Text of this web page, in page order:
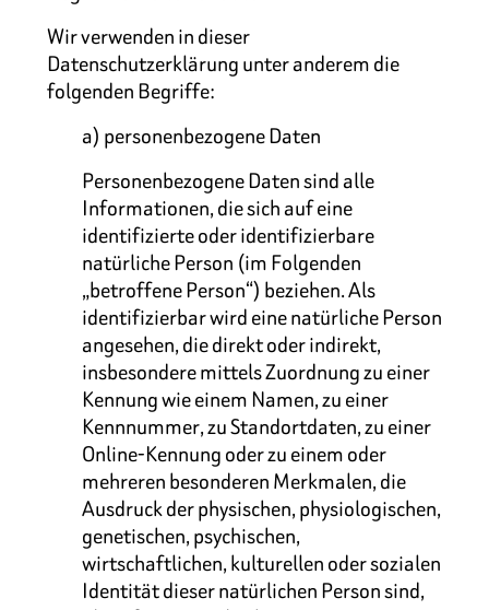
Wir verwenden in dieser
Datenschutzerklärung unter anderem die
folgenden Begriffe:
a) personenbezogene Daten
Personenbezogene Daten sind alle
Informationen, die sich auf eine
identifizierte oder identifizierbare
natürliche Person (im Folgenden
„betroffene Person“) beziehen. Als
identifizierbar wird eine natürliche Person
angesehen, die direkt oder indirekt,
insbesondere mittels Zuordnung zu einer
Kennung wie einem Namen, zu einer
Kennnummer, zu Standortdaten, zu einer
Online-Kennung oder zu einem oder
mehreren besonderen Merkmalen, die
Ausdruck der physischen, physiologischen,
genetischen, psychischen,
wirtschaftlichen, kulturellen oder sozialen
Identität dieser natürlichen Person sind,